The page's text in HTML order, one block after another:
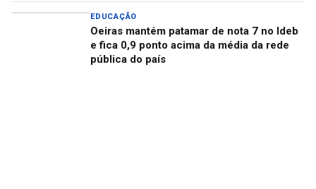
EDUCAÇÃO
Oeiras mantém patamar de nota 7 no Ideb
e fica 0,9 ponto acima da média da rede
pública do país